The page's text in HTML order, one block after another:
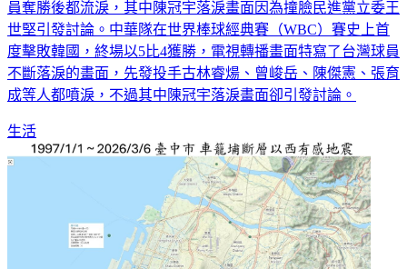
員奪勝後都流淚，其中陳冠宇落淚畫面因為撞臉民進黨立委王
世堅引發討論。中華隊在世界棒球經典賽（WBC）賽史上首
度擊敗韓國，終場以5比4獲勝，電視轉播畫面特寫了台灣球員
不斷落淚的畫面，先發投手古林睿煬、曾峻岳、陳傑憲、張育
成等人都噴淚，不過其中陳冠宇落淚畫面卻引發討論。
生活